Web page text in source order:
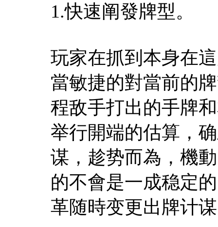
1.快速阐發牌型。
玩家在抓到本身在
當敏捷的對當前的
程敌手打出的手牌
举行開端的估算，
谋，趁势而為，機
的不會是一成稳定
革随時变更出牌计